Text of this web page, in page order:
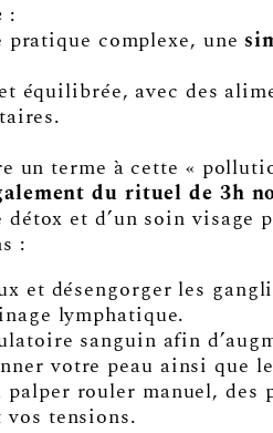
:
pratique complexe, une
équilibrée, avec des
un terme à cette «
du rituel de 3h
détox et d’un soin visage
:
et désengorger les
lymphatique.
sanguin afin
votre peau ainsi que
palper rouler manuel, des
tensions.